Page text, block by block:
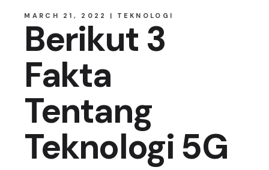
MARCH 21, 2022 TEKNOLOGI
Berikut 3
Fakta
Tentang
Teknologi 5G